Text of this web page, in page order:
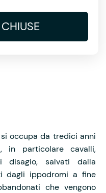
si occupa da tredici anni
in particolare cavalli,
disagio, salvati dalla
dagli ippodromi a fine
che vengono